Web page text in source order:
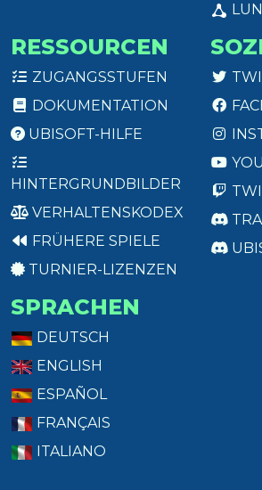
RESSOURCEN
ZUGANGSSTUFEN
DOKUMENTATION
UBISOFT-HILFE
HINTERGRUNDBILDER
VERHALTENSKODEX
FRÜHERE SPIELE
TURNIER-LIZENZEN
SPRACHEN
DEUTSCH
ENGLISH
ESPAÑOL
FRANÇAIS
ITALIANO